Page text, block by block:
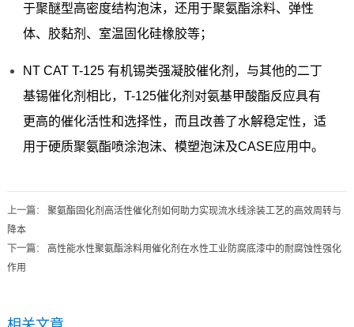
于聚醚型高密度结构泡沫，还用于聚氨酯涂料、弹性
体、胶黏剂、室温固化硅橡胶等；
NT CAT T-125 有机锡类强凝胶催化剂，与其他的二丁
基锡催化剂相比，T-125催化剂对氨基甲酸酯反应具有
更高的催化活性和选择性，而且改善了水解稳定性，适
用于硬质聚氨酯喷涂泡沫、模塑泡沫及CASE应用中。
上一篇： 聚氨酯固化剂高活性催化剂如何助力实现流水线涂装工艺的高效周转与
降本
下一篇： 高性能水性聚氨酯涂料用催化剂在水性工业防腐底漆中的耐腐蚀性强化
作用